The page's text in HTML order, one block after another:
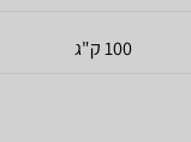
100 ק"ג